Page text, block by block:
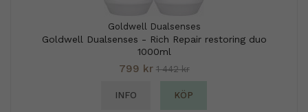
Goldwell Dualsenses
Goldwell Dualsenses - Rich Repair restoring duo
1000ml
799 kr 1 442 kr
INFO KÖP